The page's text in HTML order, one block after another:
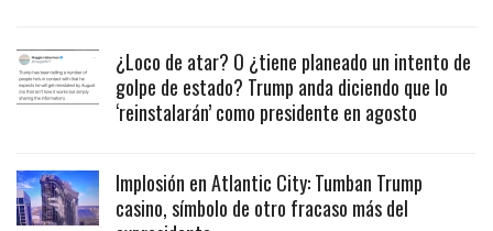
¿Loco de atar? O ¿tiene planeado un intento de
golpe de estado? Trump anda diciendo que lo
‘reinstalarán’ como presidente en agosto
Implosión en Atlantic City: Tumban Trump
casino, símbolo de otro fracaso más del